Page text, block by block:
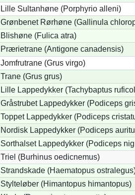
Lille Sultanhøne (Porphyrio alleni)
Grønbenet Rørhøne (Gallinula
Blishøne (Fulica atra)
Prærietrane (Antigone canadensis)
Jomfrutrane (Grus virgo)
Trane (Grus grus)
Lille Lappedykker (Tachybaptus
Gråstrubet Lappedykker (Podiceps
Toppet Lappedykker (Podiceps
Nordisk Lappedykker (Podiceps
Sorthalset Lappedykker (Podiceps
Triel (Burhinus oedicnemus)
Strandskade (Haematopus
Stylteløber (Himantopus himantopus)